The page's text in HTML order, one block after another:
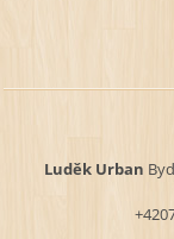
Luděk Urban